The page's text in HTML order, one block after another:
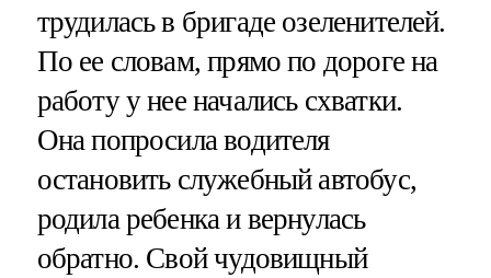
трудилась в бригаде озеленителей.
По ее словам, прямо по дороге на
работу у нее начались схватки.
Она попросила водителя
остановить служебный автобус,
родила ребенка и вернулась
обратно. Свой чудовищный